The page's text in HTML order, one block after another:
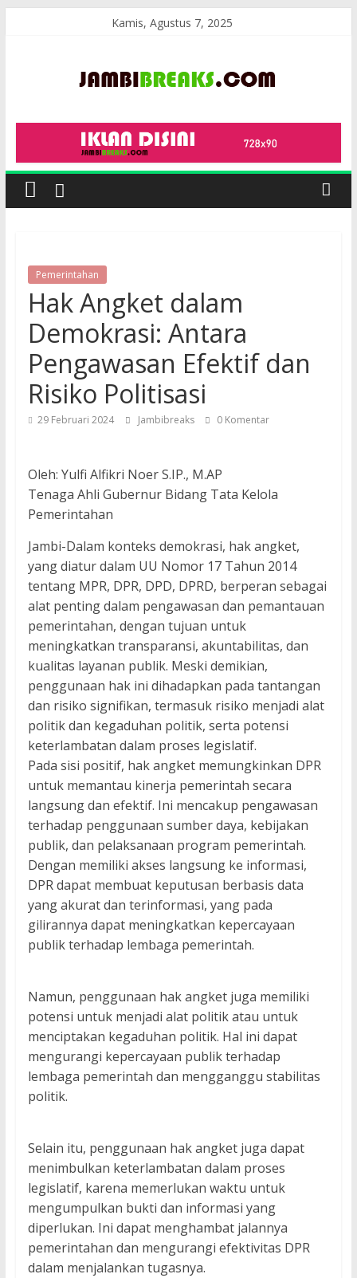
Kamis, Agustus 7, 2025
JambiBreaks
Pemerintahan
Hak Angket dalam
Demokrasi: Antara
Pengawasan Efektif dan
Risiko Politisasi
29 Februari 2024 Jambibreaks 0 Komentar
Oleh: Yulfi Alfikri Noer S.IP., M.AP
Tenaga Ahli Gubernur Bidang Tata Kelola
Pemerintahan
Jambi-Dalam konteks demokrasi, hak angket,
yang diatur dalam UU Nomor 17 Tahun 2014
tentang MPR, DPR, DPD, DPRD, berperan sebagai
alat penting dalam pengawasan dan pemantauan
pemerintahan, dengan tujuan untuk
meningkatkan transparansi, akuntabilitas, dan
kualitas layanan publik. Meski demikian,
penggunaan hak ini dihadapkan pada tantangan
dan risiko signifikan, termasuk risiko menjadi alat
politik dan kegaduhan politik, serta potensi
keterlambatan dalam proses legislatif.
Pada sisi positif, hak angket memungkinkan DPR
untuk memantau kinerja pemerintah secara
langsung dan efektif. Ini mencakup pengawasan
terhadap penggunaan sumber daya, kebijakan
publik, dan pelaksanaan program pemerintah.
Dengan memiliki akses langsung ke informasi,
DPR dapat membuat keputusan berbasis data
yang akurat dan terinformasi, yang pada
gilirannya dapat meningkatkan kepercayaan
publik terhadap lembaga pemerintah.
Namun, penggunaan hak angket juga memiliki
potensi untuk menjadi alat politik atau untuk
menciptakan kegaduhan politik. Hal ini dapat
mengurangi kepercayaan publik terhadap
lembaga pemerintah dan mengganggu stabilitas
politik.
Selain itu, penggunaan hak angket juga dapat
menimbulkan keterlambatan dalam proses
legislatif, karena memerlukan waktu untuk
mengumpulkan bukti dan informasi yang
diperlukan. Ini dapat menghambat jalannya
pemerintahan dan mengurangi efektivitas DPR
dalam menjalankan tugasnya.